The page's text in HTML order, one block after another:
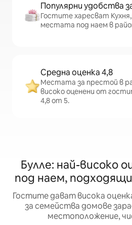
Популярни удобства
Гостите харесват Кухня,
местата под наем в
Средна оценка 4,8
Местата за престой в
високо оценени от
4,8 от 5.
Булле: най-високо
под наем,
Гостите дават висока
за семейства домове
местоположение,